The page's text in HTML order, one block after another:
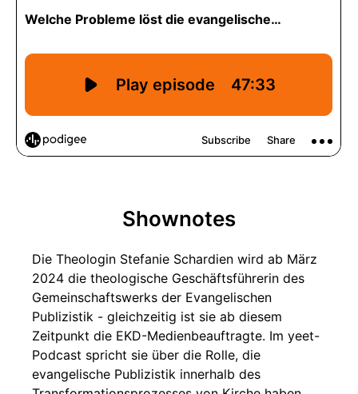
Shownotes
Die Theologin Stefanie Schardien wird ab März
2024 die theologische Geschäftsführerin des
Gemeinschaftswerks der Evangelischen
Publizistik - gleichzeitig ist sie ab diesem
Zeitpunkt die EKD-Medienbeauftragte. Im yeet-
Podcast spricht sie über die Rolle, die
evangelische Publizistik innerhalb des